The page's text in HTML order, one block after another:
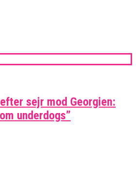
sejr mod Georgien:
underdogs”